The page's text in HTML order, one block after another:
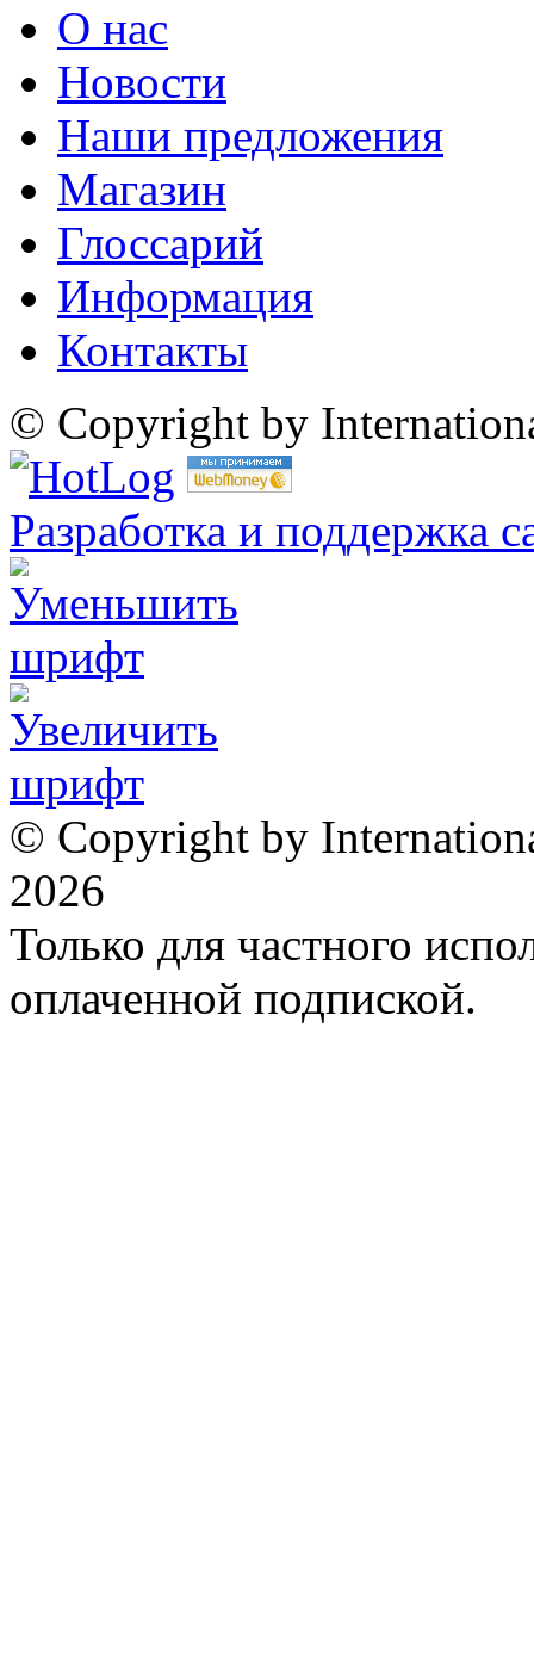
О нас
Новости
Наши предложения
Магазин
Глоссарий
Информация
Контакты
© Copyright by
Разработка и поддержка
© Copyright by
2026
Только для частного
оплаченной подпиской.